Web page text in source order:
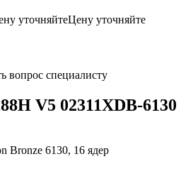
уточняйтеЦену уточняйте
V5 02311XDB-6130
Bronze 6130, 16 ядер